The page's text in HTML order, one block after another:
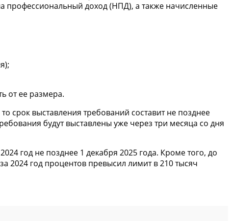
профессиональный доход (НПД), а также начисленные
от ее размера.
срок выставления требований составит не позднее
будут выставлены уже через три месяца со дня
год не позднее 1 декабря 2025 года. Кроме того, до
2024 год процентов превысил лимит в 210 тысяч